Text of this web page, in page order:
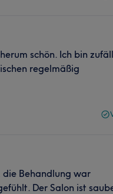
schön. Ich bin
regelmäßig
die Behandlung war
Der Salon ist